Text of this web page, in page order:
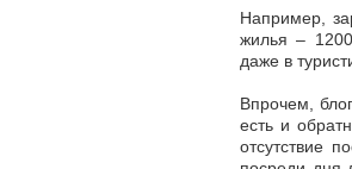
Например,
жилья – 1200
даже в
Впрочем,
есть и
отсутствие